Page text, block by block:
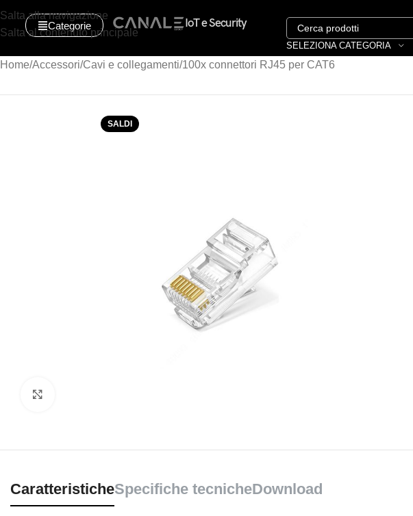
Salta alla navigazione
Salta al contenuto principale
Categorie IoT e Security
SELEZIONA CATEGORIA
Home Accessori Cavi e collegamenti 100x connettori RJ45 per CAT6
SALDI
CaratteristicheSpecifiche tecnicheDownload